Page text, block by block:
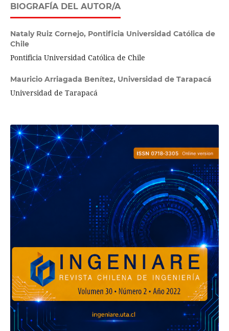
BIOGRAFÍA DEL AUTOR/A
Nataly Ruiz Cornejo, Pontificia Universidad Católica de
Chile
Pontificia Universidad Católica de Chile
Mauricio Arriagada Benítez, Universidad de Tarapacá
Universidad de Tarapacá